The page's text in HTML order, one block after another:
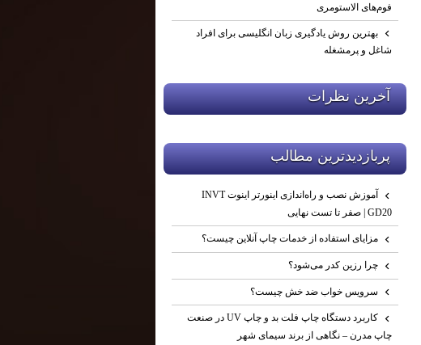
فوم‌های الاستومری
بهترین روش یادگیری زبان انگلیسی برای افراد
شاغل و پرمشغله
آخرين نظرات
پربازديدترين مطالب
آموزش نصب و راه‌اندازی اینورتر اینوت INVT
GD20 | صفر تا تست نهایی
مزایای استفاده از خدمات چاپ آنلاین چیست؟
چرا رزین کدر می‌شود؟
سرویس خواب ضد خش چیست؟
کاربرد دستگاه چاپ فلت‌ بد و چاپ UV در صنعت
چاپ مدرن – نگاهی از برند سیمای شهر